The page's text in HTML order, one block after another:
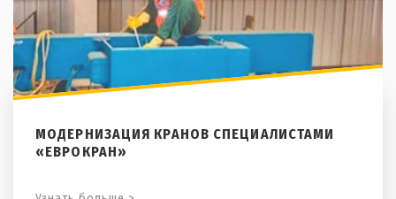
МОДЕРНИЗАЦИЯ КРАНОВ СПЕЦИАЛИСТАМИ
«ЕВРОКРАН»